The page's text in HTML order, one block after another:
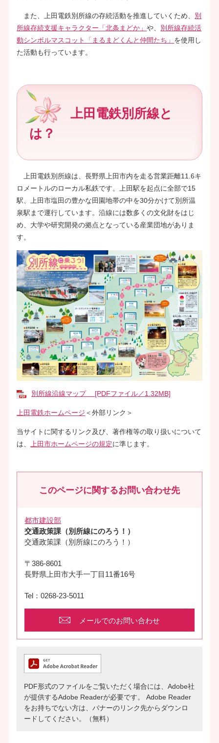
また、上田電鉄別所線の存続活動を推進していくため、 別
所線存続支援キャラクター「北条まどか」や、 別所線存続活
動シンボルマスコット「まるまどくんと仲間たち」 を使用し
た活動も行っています。
上田電鉄別所線と
は？
上田電鉄別所線は、長野県上田市内を走る営業距離11.6キ
ロメートルのローカル私鉄です。上田駅を起点に全部で15
駅、上田市塩田の豊かな田園地帯の中を30分かけて別所温
泉駅まで運行しています。沿線には数多くの文化財をはじ
め、大学や研究開発の拠点となっている産業団地がありま
す。
別所線沿線マップ [PDFファイル／1.32MB]
上田電鉄ホームページ ＜外部リンク＞
当サイトに関するリンク及び、著作権等の取り扱いについて
は、上田市ホームページの規定に準じます。
このページに関するお問い合わせ先
都市建設部
交通政策課（別所線にのろう！）
交通政策課（別所線にのろう！）
〒386-8601
長野県上田市大手一丁目11番16号
Tel：0268-23-5011
メールでのお問い合わせ
PDF形式のファイルをご覧いただく場合には、Adobe社
が提供するAdobe Readerが必要です。
Adobe Reader
をお持ちでない方は、バナーのリンク先からダウンロ
ードしてください。（無料）